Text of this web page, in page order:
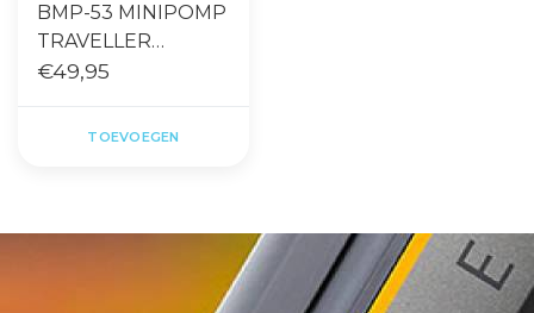
BMP-53 MINIPOMP
TRAVELLER
TELESCOPIC
€49,95
TOEVOEGEN